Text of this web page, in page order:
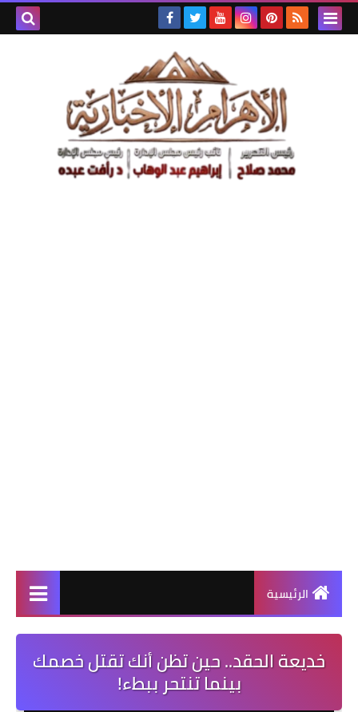
الرئيسية
خديعة الحقد.. حين تظن أنك تقتل خصمك
بينما تنتحر ببطء!